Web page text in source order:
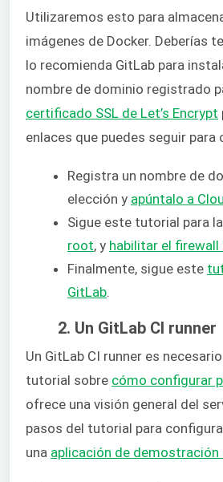
Utilizaremos esto para
imágenes de Docker. Deberías
lo recomienda GitLab para
nombre de dominio registrado
certificado SSL de Let’s Encrypt
enlaces que puedes seguir
Registra un nombre de
elección y apúntalo a
Sigue este tutorial para la
root, y habilitar el firewall
Finalmente, sigue este
GitLab
2. Un GitLab CI runner
Un GitLab CI runner es
tutorial sobre cómo configurar
ofrece una visión general del
pasos del tutorial para
una aplicación de demostración